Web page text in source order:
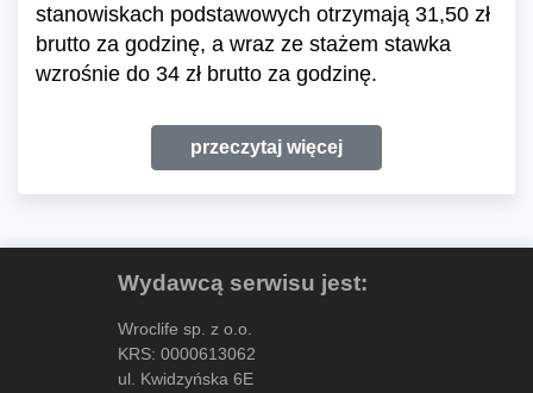
stanowiskach podstawowych otrzymają 31,50 zł
brutto za godzinę, a wraz ze stażem stawka
wzrośnie do 34 zł brutto za godzinę.
przeczytaj więcej
Wydawcą serwisu jest:
Wroclife sp. z o.o.
KRS: 0000613062
ul. Kwidzyńska 6E